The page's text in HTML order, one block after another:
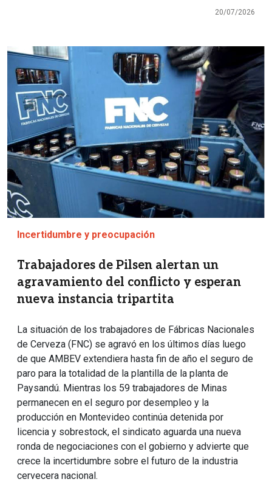
20/07/2026
Imagen
Incertidumbre y preocupación
Trabajadores de Pilsen alertan un
agravamiento del conflicto y esperan
nueva instancia tripartita
La situación de los trabajadores de Fábricas Nacionales
de Cerveza (FNC) se agravó en los últimos días luego
de que AMBEV extendiera hasta fin de año el seguro de
paro para la totalidad de la plantilla de la planta de
Paysandú. Mientras los 59 trabajadores de Minas
permanecen en el seguro por desempleo y la
producción en Montevideo continúa detenida por
licencia y sobrestock, el sindicato aguarda una nueva
ronda de negociaciones con el gobierno y advierte que
crece la incertidumbre sobre el futuro de la industria
cervecera nacional.